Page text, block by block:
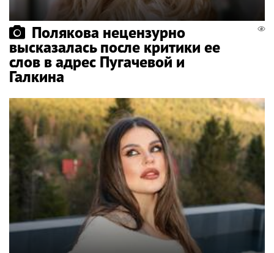
Полякова нецензурно
высказалась после критики ее
слов в адрес Пугачевой и
Галкина